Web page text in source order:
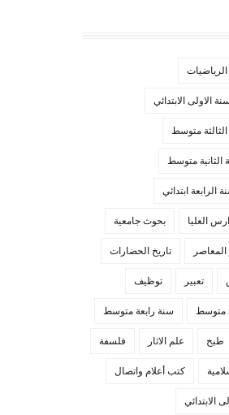
الرياضيات
الاولى الابتدائي
الثالثة متوسط
الثانية متوسط
الرابعة ابتدائي
العليا بحوث جامعية
المعاصر تاريخ الحضارات
تعبير توظيف
متوسط سنة رابعة متوسط
طبخ علم الاثار فلسفة
كتب أعلام واتصال
الابتدائي